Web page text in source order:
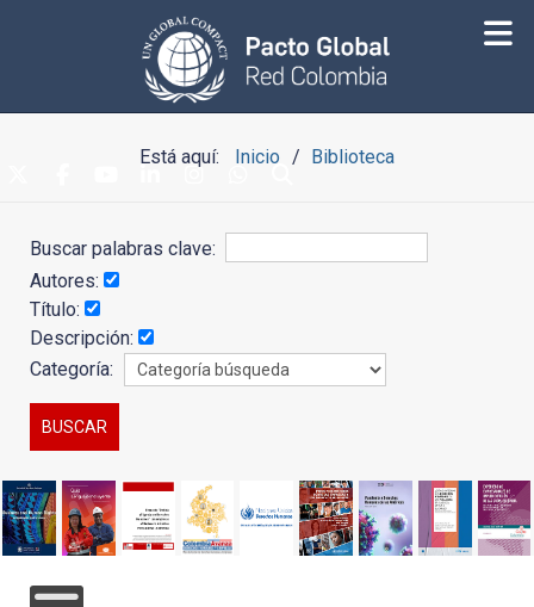
Está aquí: Inicio Biblioteca
Buscar palabras clave:
Autores:
Título:
Descripción:
Categoría: